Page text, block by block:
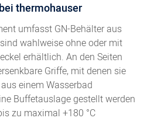
thermohauser
umfasst GN-Behälter aus
wahlweise ohne oder mit
erhältlich. An den Seiten
Griffe, mit denen sie
einem Wasserbad
Buffetauslage gestellt werden
zu maximal +180 °C